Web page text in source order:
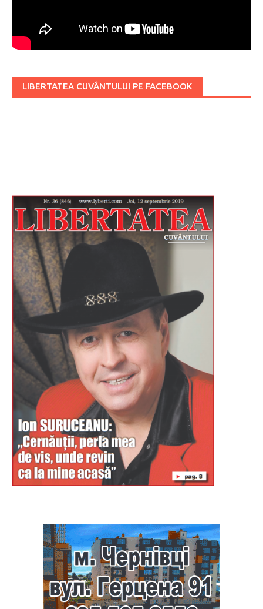
LIBERTATEA CUVÂNTULUI PE FACEBOOK